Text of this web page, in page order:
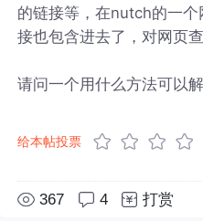
的链接等，在nutch的一
接也包含进去了，对网页
请问一个用什么方法可以
给本帖投票
367 4 打赏